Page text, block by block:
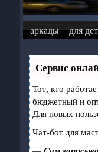
аркады для
Сервис
Тот, кто
бюджетный и
Для новых
Чат-бот для